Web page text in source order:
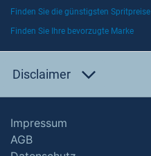
Finden Sie die günstigsten Spritpreise
Finden Sie Ihre bevorzugte Marke
Disclaimer
Impressum
AGB